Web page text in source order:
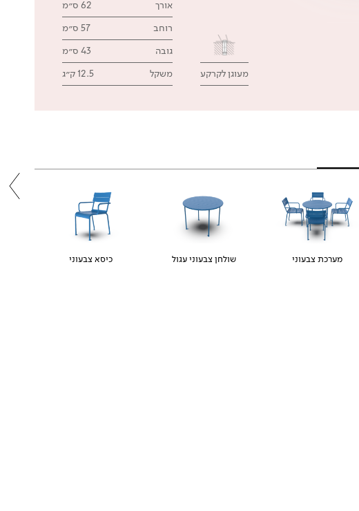
מעוגן לקרקע
אורך 62 ס״מ
רוחב 57 ס״מ
גובה 43 ס״מ
משקל 12.5 ק״ג
מערכת צבעוני שולחן צבעוני עגול כיסא צבעוני